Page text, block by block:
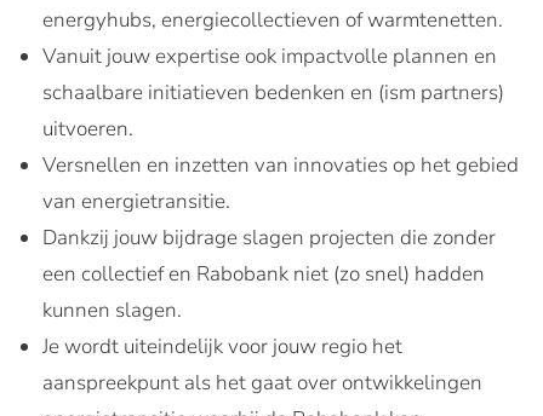
energyhubs, energiecollectieven of warmtenetten.
Vanuit jouw expertise ook impactvolle plannen en
schaalbare initiatieven bedenken en (ism partners)
uitvoeren.
Versnellen en inzetten van innovaties op het gebied
van energietransitie.
Dankzij jouw bijdrage slagen projecten die zonder
een collectief en Rabobank niet (zo snel) hadden
kunnen slagen.
Je wordt uiteindelijk voor jouw regio het
aanspreekpunt als het gaat over ontwikkelingen